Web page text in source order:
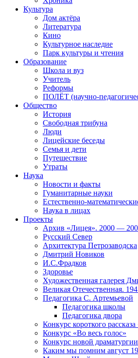
Культура
Дом актёра
Литература
Кино
Культурное наследие
Парк культуры и чтения
Образование
Школа и вуз
Учитель
Реформы
ПОЛЁТ (научно-
Общество
История
Свободная трибуна
Люди
Лицейские беседы
Семья и дети
Путешествие
Утраты
Наука
Новости и факты
Гуманитарные науки
Естественно-
Наука в лицах
Проекты
Архив «Лицея». 2000 —
Русский Север
Архитектура Петрозаводска
Дмитрий Новиков
И.С.Фрадков
Здоровье
Художественная галерея
Великая Отечественная.
Педагогика С. Артемьевой
Педагогика школы
Педагогика двора
Конкурс короткого
Конкурс «Во весь голос»
Конкурс новой
Каким мы помним август